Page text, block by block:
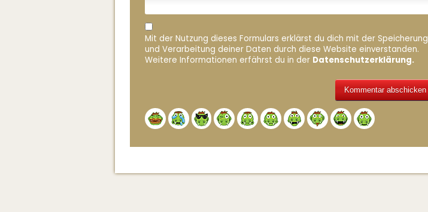
Mit der Nutzung dieses Formulars erklärst du dich mit der Speicherung
und Verarbeitung deiner Daten durch diese Website einverstanden.
Weitere Informationen erfährst du in der Datenschutzerklärung.